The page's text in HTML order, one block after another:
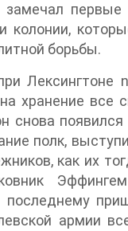
колонии,
борьбы.
к тому времени уже овдовевший,
хранение все
снова
полк,
как их
последнему
армии